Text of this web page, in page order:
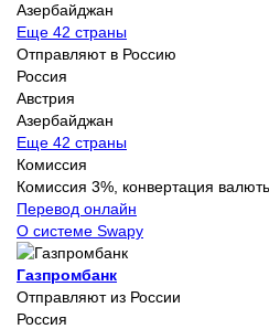
Азербайджан
Еще 42 страны
Отправляют в Россию
Россия
Австрия
Азербайджан
Еще 42 страны
Комиссия
Комиссия 3%, конвертация
Перевод онлайн
О системе Swapy
Газпромбанк
Отправляют из России
Россия